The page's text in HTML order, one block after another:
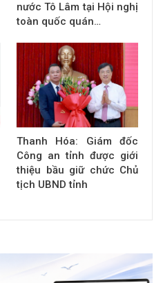
nước Tô Lâm tại Hội nghị
toàn quốc quán…
Thanh Hóa: Giám đốc
Công an tỉnh được giới
thiệu bầu giữ chức Chủ
tịch UBND tỉnh